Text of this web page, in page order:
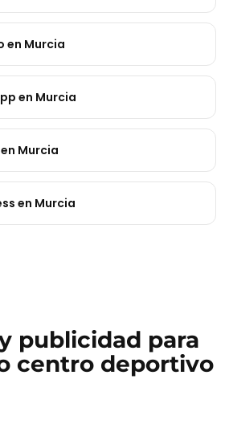
en Murcia
en Murcia
en Murcia
en Murcia
publicidad para
centro deportivo